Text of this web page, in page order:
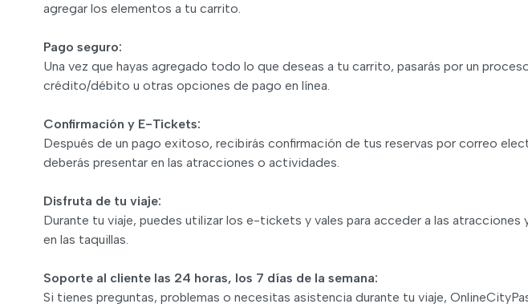
agregar los elementos a tu carrito.
Pago seguro:
Una vez que hayas agregado todo lo que deseas a tu carrito, pasarás por un
crédito/débito u otras opciones de pago en línea.
Confirmación y E-Tickets:
Después de un pago exitoso, recibirás confirmación de tus reservas por correo
deberás presentar en las atracciones o actividades.
Disfruta de tu viaje:
Durante tu viaje, puedes utilizar los e-tickets y vales para acceder a las
en las taquillas.
Soporte al cliente las 24 horas, los 7 días de la semana:
Si tienes preguntas, problemas o necesitas asistencia durante tu viaje,